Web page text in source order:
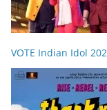
VOTE Indian Idol